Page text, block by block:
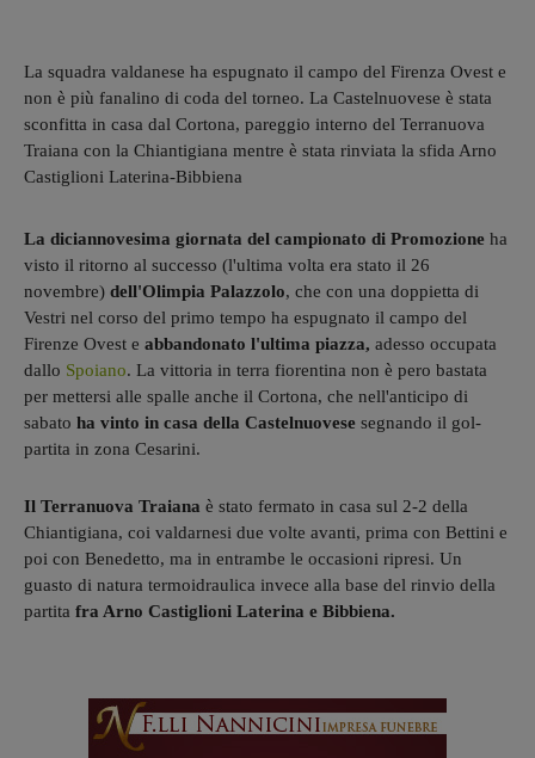
La squadra valdanese ha espugnato il campo del Firenza Ovest e
non è più fanalino di coda del torneo. La Castelnuovese è stata
sconfitta in casa dal Cortona, pareggio interno del Terranuova
Traiana con la Chiantigiana mentre è stata rinviata la sfida Arno
Castiglioni Laterina-Bibbiena
La diciannovesima giornata del campionato di Promozione ha
visto il ritorno al successo (l'ultima volta era stato il 26
novembre) dell'Olimpia Palazzolo, che con una doppietta di
Vestri nel corso del primo tempo ha espugnato il campo del
Firenze Ovest e abbandonato l'ultima piazza, adesso occupata
dallo Spoiano. La vittoria in terra fiorentina non è pero bastata
per mettersi alle spalle anche il Cortona, che nell'anticipo di
sabato ha vinto in casa della Castelnuovese segnando il gol-
partita in zona Cesarini.
Il Terranuova Traiana è stato fermato in casa sul 2-2 della
Chiantigiana, coi valdarnesi due volte avanti, prima con Bettini e
poi con Benedetto, ma in entrambe le occasioni ripresi. Un
guasto di natura termoidraulica invece alla base del rinvio della
partita fra Arno Castiglioni Laterina e Bibbiena.